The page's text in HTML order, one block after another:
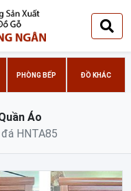
PHÒNG BẾP ĐỒ KHÁC
Áo
HNTA85